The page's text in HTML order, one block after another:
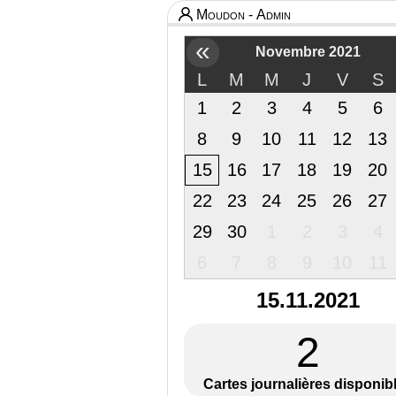
Moudon - Admin
« Novembre 2021
L M M J V
S
1
2 3 4 5
6
8
9 10 11 12
13
15
16 17 18 19
20
22
23 24 25 26
27
29
30
15.11.2021
2
Cartes journalières